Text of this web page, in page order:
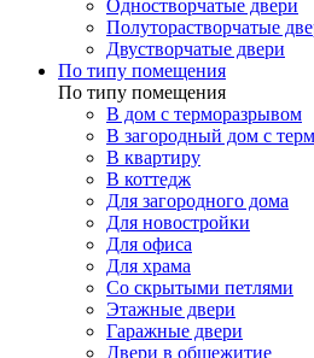
Одностворчатые двери
Полуторастворчатые
Двустворчатые двери
По типу помещения
По типу помещения
В дом с терморазрывом
В загородный дом с
В квартиру
В коттедж
Для загородного дома
Для новостройки
Для офиса
Для храма
Со скрытыми петлями
Этажные двери
Гаражные двери
Двери в общежитие